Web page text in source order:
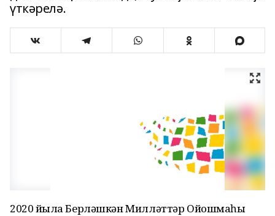
үткәрелә.
2020 йылға Берләшкән Милләттәр Ойошмаһы